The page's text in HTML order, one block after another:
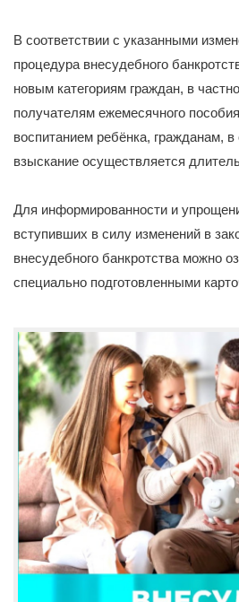
В соответствии с указанными
процедура внесудебного
новым категориям граждан, в
получателям ежемесячного
воспитанием ребёнка, гражданам,
взыскание осуществляется
Для информированности и
вступивших в силу изменений в
внесудебного банкротства можно
специально подготовленными